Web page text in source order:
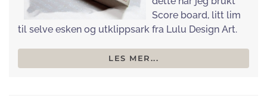
Score board, litt lim
til selve esken og utklippsark fra Lulu Design Art.
LES MER...